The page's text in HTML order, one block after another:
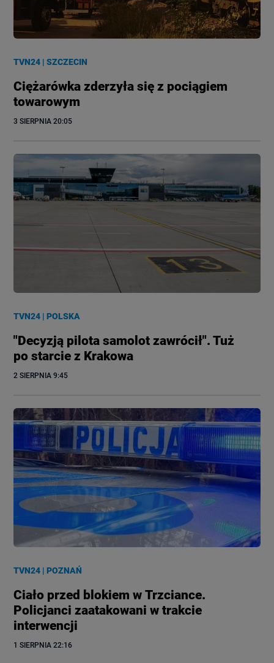
TVN24 |SZCZECIN
Ciężarówka zderzyła się z pociągiem
towarowym
3 SIERPNIA 20:05
TVN24 |POLSKA
"Decyzją pilota samolot zawrócił". Tuż
po starcie z Krakowa
2 SIERPNIA 9:45
TVN24 |POZNAŃ
Ciało przed blokiem w Trzciance.
Policjanci zaatakowani w trakcie
interwencji
1 SIERPNIA 22:16